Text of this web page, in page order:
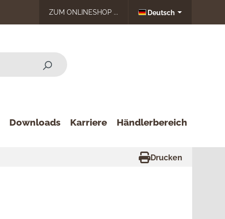
ZUM ONLINESHOP ... Deutsch
Downloads Karriere Händlerbereich
Drucken